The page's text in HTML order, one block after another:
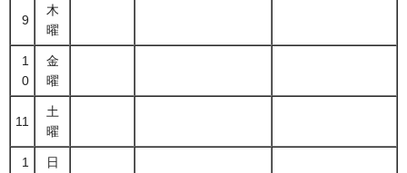
9
木
曜
1
0
金
曜
11
土
曜
1
日